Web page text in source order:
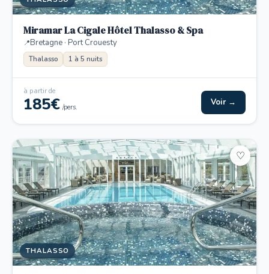
Miramar La Cigale Hôtel Thalasso & Spa
Bretagne · Port Crouesty
Thalasso 1 à 5 nuits
à partir de
185€ /pers. Voir →
THALASSO
♡